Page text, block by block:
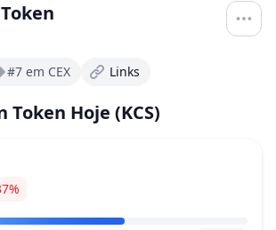
#7 em CEX Links
Token Hoje (KCS)